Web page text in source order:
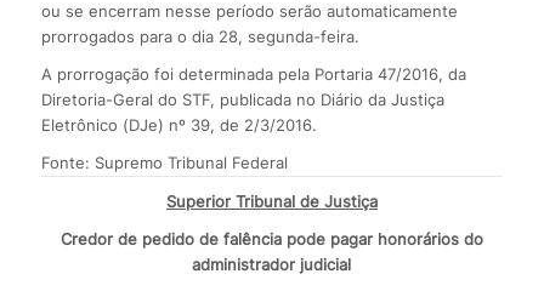
ou se encerram nesse período serão automaticamente
prorrogados para o dia 28, segunda-feira.
A prorrogação foi determinada pela Portaria 47/2016, da
Diretoria-Geral do STF, publicada no Diário da Justiça
Eletrônico (DJe) nº 39, de 2/3/2016.
Fonte: Supremo Tribunal Federal
Superior Tribunal de Justiça
Credor de pedido de falência pode pagar honorários do
administrador judicial